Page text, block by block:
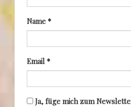
Name *
Email *
Ja, füge mich zum